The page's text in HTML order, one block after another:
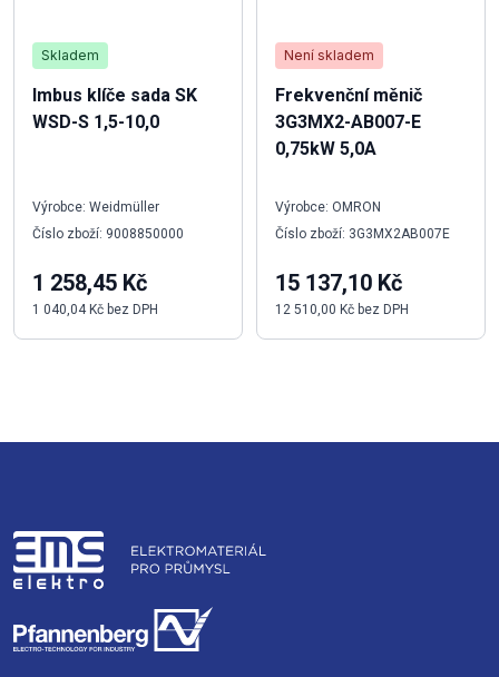
Skladem
Imbus klíče sada SK
WSD-S 1,5-10,0
Výrobce: Weidmüller
Číslo zboží: 9008850000
1 258,45 Kč
1 040,04 Kč bez DPH
Není skladem
Frekvenční měnič
3G3MX2-AB007-E
0,75kW 5,0A
Výrobce: OMRON
Číslo zboží: 3G3MX2AB007E
15 137,10 Kč
12 510,00 Kč bez DPH